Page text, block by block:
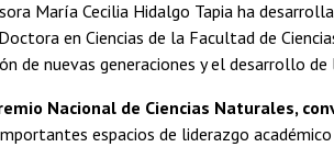
María Cecilia Hidalgo Tapia ha
en Ciencias de la Facultad de
de nuevas generaciones y el desarrollo de
Nacional de Ciencias Naturales,
espacios de liderazgo